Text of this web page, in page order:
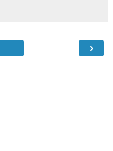
›